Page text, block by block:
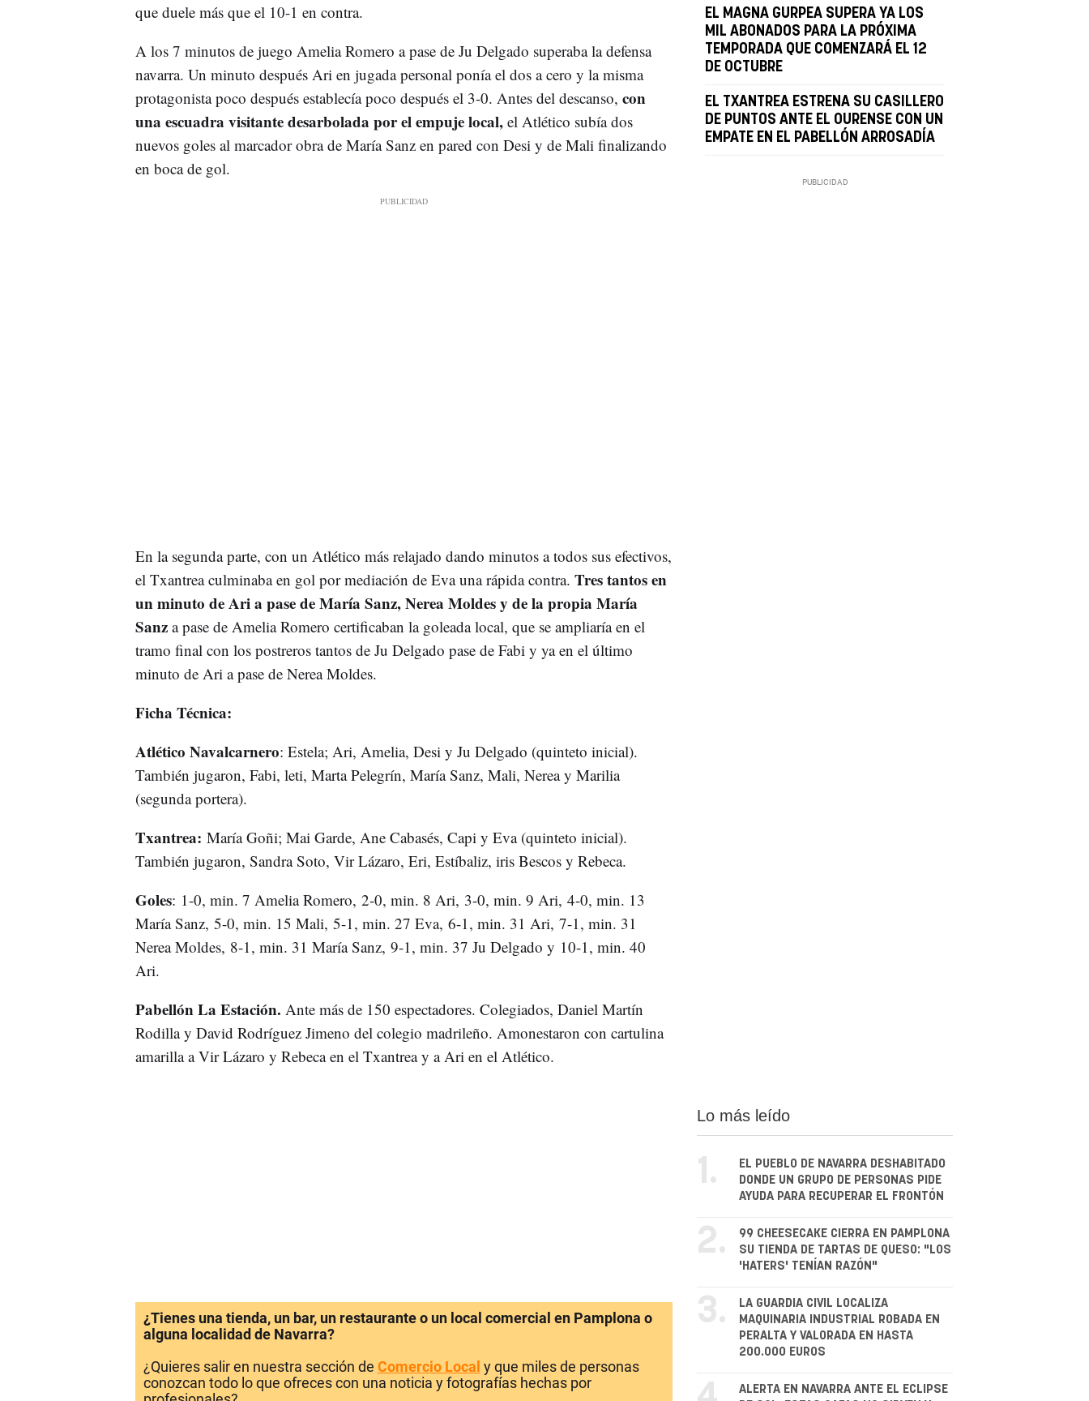
que duele más que el 10-1 en contra.
A los 7 minutos de juego Amelia Romero a pase de Ju Delgado superaba la defensa
navarra. Un minuto después Ari en jugada personal ponía el dos a cero y la misma
protagonista poco después establecía poco después el 3-0. Antes del descanso, con
una escuadra visitante desarbolada por el empuje local, el Atlético subía dos
nuevos goles al marcador obra de María Sanz en pared con Desi y de Mali finalizando
en boca de gol.
En la segunda parte, con un Atlético más relajado dando minutos a todos sus efectivos,
el Txantrea culminaba en gol por mediación de Eva una rápida contra. Tres tantos en
un minuto de Ari a pase de María Sanz, Nerea Moldes y de la propia María
Sanza pase de Amelia Romero certificaban la goleada local, que se ampliaría en el
tramo final con los postreros tantos de Ju Delgado pase de Fabi y ya en el último
minuto de Ari a pase de Nerea Moldes.
Ficha Técnica:
Atlético Navalcarnero: Estela; Ari, Amelia, Desi y Ju Delgado (quinteto inicial).
También jugaron, Fabi, leti, Marta Pelegrín, María Sanz, Mali, Nerea y Marilia
(segunda portera).
Txantrea: María Goñi; Mai Garde, Ane Cabasés, Capi y Eva (quinteto inicial).
También jugaron, Sandra Soto, Vir Lázaro, Eri, Estíbaliz, iris Bescos y Rebeca.
Goles: 1-0, min. 7 Amelia Romero, 2-0, min. 8 Ari, 3-0, min. 9 Ari, 4-0, min. 13
María Sanz, 5-0, min. 15 Mali, 5-1, min. 27 Eva, 6-1, min. 31 Ari, 7-1, min. 31
Nerea Moldes, 8-1, min. 31 María Sanz, 9-1, min. 37 Ju Delgado y 10-1, min. 40
Ari.
Pabellón La Estación. Ante más de 150 espectadores. Colegiados, Daniel Martín
Rodilla y David Rodríguez Jimeno del colegio madrileño. Amonestaron con cartulina
amarilla a Vir Lázaro y Rebeca en el Txantrea y a Ari en el Atlético.
EL MAGNA GURPEA SUPERA YA LOS
MIL ABONADOS PARA LA PRÓXIMA
TEMPORADA QUE COMENZARÁ EL 12
DE OCTUBRE
EL TXANTREA ESTRENA SU CASILLERO
DE PUNTOS ANTE EL OURENSE CON UN
EMPATE EN EL PABELLÓN ARROSADÍA
¿Tienes una tienda, un bar, un restaurante o un local comercial en Pamplona o
alguna localidad de Navarra?
¿Quieres salir en nuestra sección de Comercio Local y que miles de personas
conozcan todo lo que ofreces con una noticia y fotografías hechas por
Lo más leído
1.
EL PUEBLO DE NAVARRA DESHABITADO
DONDE UN GRUPO DE PERSONAS PIDE
AYUDA PARA RECUPERAR EL FRONTÓN
2.
99 CHEESECAKE CIERRA EN PAMPLONA
SU TIENDA DE TARTAS DE QUESO: "LOS
'HATERS' TENÍAN RAZÓN"
3.
LA GUARDIA CIVIL LOCALIZA
MAQUINARIA INDUSTRIAL ROBADA EN
PERALTA Y VALORADA EN HASTA
200.000 EUROS
ALERTA EN NAVARRA ANTE EL ECLIPSE